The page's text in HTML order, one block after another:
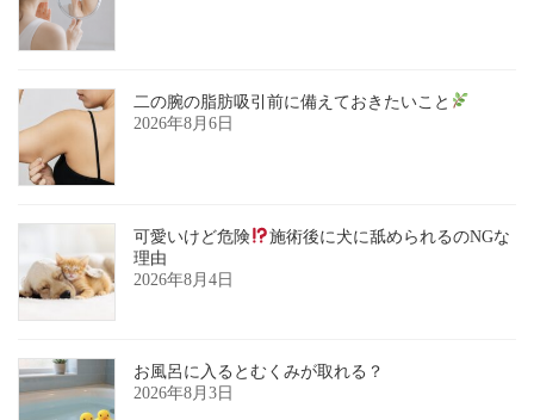
二の腕の脂肪吸引前に備えておきたいこと
2026年8月6日
可愛いけど危険
施術後に犬に舐められるのNGな
理由
2026年8月4日
お風呂に入るとむくみが取れる？
2026年8月3日